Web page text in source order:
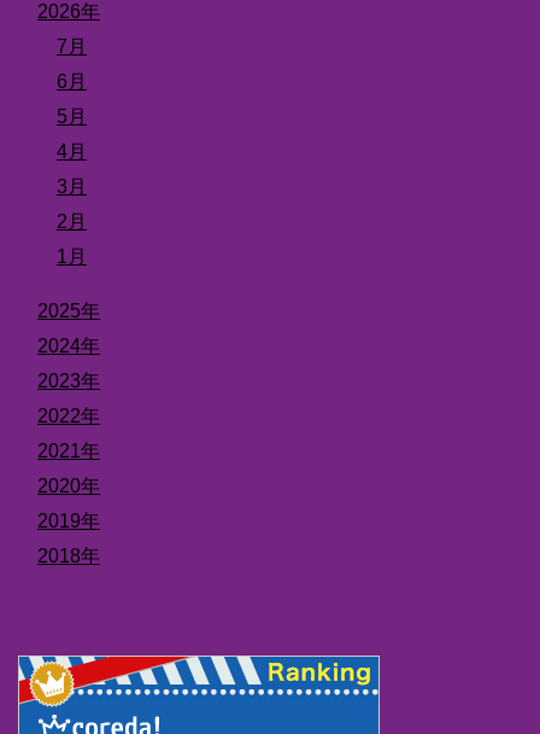
2026年
7月
6月
5月
4月
3月
2月
1月
2025年
2024年
2023年
2022年
2021年
2020年
2019年
2018年